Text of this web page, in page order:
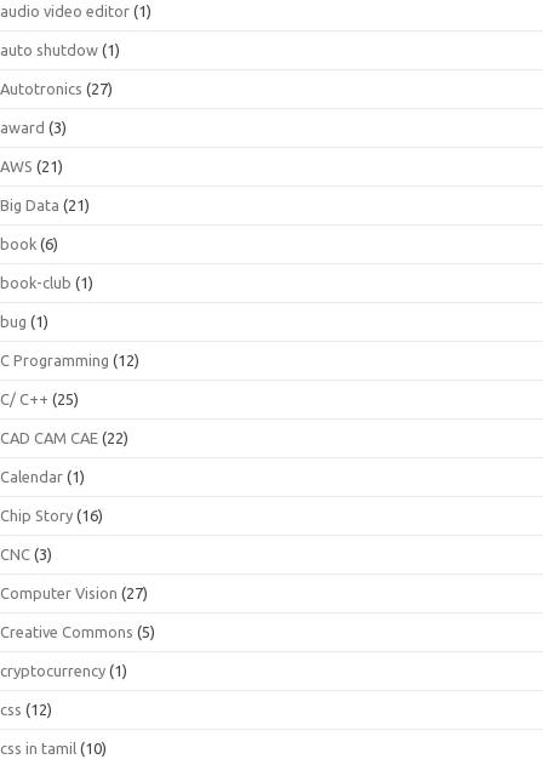
audio video editor (1)
auto shutdow (1)
Autotronics (27)
award (3)
AWS (21)
Big Data (21)
book (6)
book-club (1)
bug (1)
C Programming (12)
C/ C++ (25)
CAD CAM CAE (22)
Calendar (1)
Chip Story (16)
CNC (3)
Computer Vision (27)
Creative Commons (5)
cryptocurrency (1)
css (12)
css in tamil (10)